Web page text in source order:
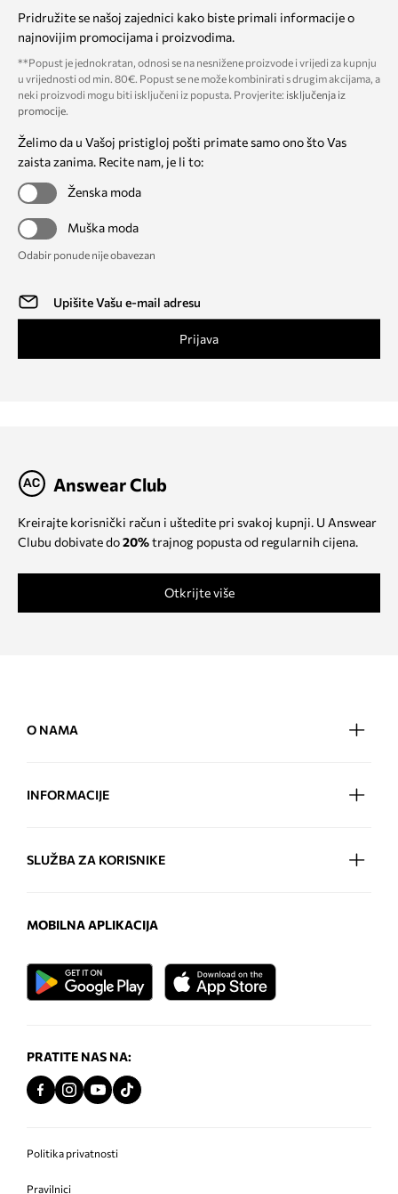
Pridružite se našoj zajednici kako biste primali informacije o
najnovijim promocijama i proizvodima.
**Popust je jednokratan, odnosi se na nesnižene proizvode i vrijedi za kupnju
u vrijednosti od min. 80€. Popust se ne može kombinirati s drugim akcijama, a
neki proizvodi mogu biti isključeni iz popusta. Provjerite: isključenja iz
promocije
Želimo da u Vašoj pristigloj pošti primate samo ono što Vas
zaista zanima. Recite nam, je li to:
Ženska moda
Muška moda
Odabir ponude nije obavezan
Prijava
Answear Club
Kreirajte korisnički račun i uštedite pri svakoj kupnji. U Answear
Clubu dobivate do20%trajnog popusta od regularnih cijena.
Otkrijte više
O NAMA
INFORMACIJE
SLUŽBA ZA KORISNIKE
MOBILNA APLIKACIJA
PRATITE NAS NA:
Politika privatnosti
Pravilnici